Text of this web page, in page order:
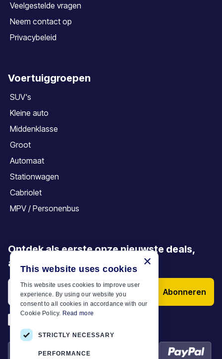
Veelgestelde vragen
Neem contact op
Privacybeleid
Voertuiggroepen
SUV's
Kleine auto
Middenklasse
Groot
Automaat
Stationwagen
Cabriolet
MPV / Personenbus
Ontdek als eerste onze nieuwste deals,
aanbiedingen en artikelen
Abonneren
×
This website uses cookies
This website uses cookies to improve user
experience. By using our website you
consent to all cookies in accordance with our
Cookie Policy. Read more
STRICTLY NECESSARY
PERFORMANCE